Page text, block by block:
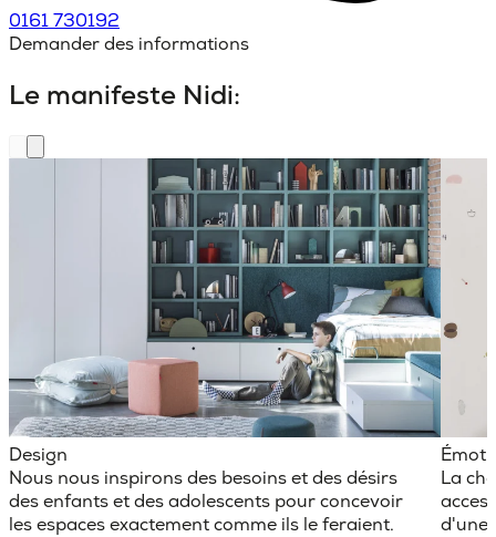
0161 730192
Demander des informations
Le manifeste Nidi:
Design
Nous nous inspirons des besoins et des désirs
des enfants et des adolescents pour concevoir
les espaces exactement comme ils le feraient.
La
d'une